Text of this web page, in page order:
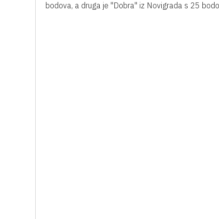
bodova, a druga je "Dobra" iz Novigrada s 25